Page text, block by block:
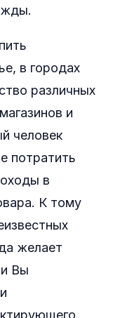
в городах
различных
и
человек
потратить
в
К тому
желает
Вы